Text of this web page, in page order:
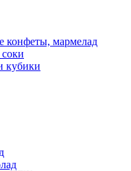
конфеты, мармелад
кубики